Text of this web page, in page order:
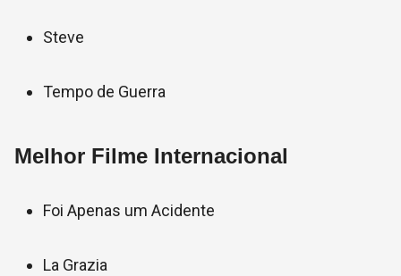
Steve
Tempo de Guerra
Melhor Filme Internacional
Foi Apenas um Acidente
La Grazia